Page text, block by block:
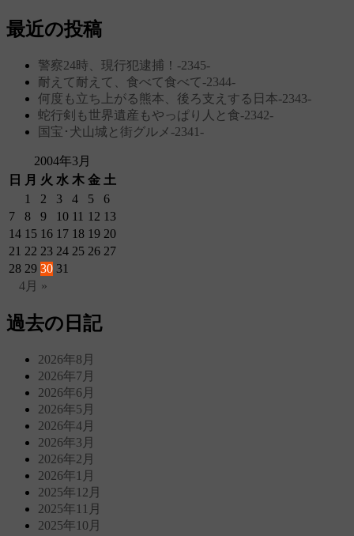
最近の投稿
警察24時、現行犯逮捕！‐2345‐
耐えて耐えて、食べて食べて‐2344‐
何度も立ち上がる熊本、後ろ支えする日本‐2343‐
蛇行剣も世界遺産もやっぱり人と食‐2342‐
国宝･犬山城と街グルメ‐2341‐
2004年3月
日
月 火 水 木 金 土
1
2 3 4 5
6
7
8 9 10 11 12 13
14 15 16 17 18 19 20
21 22 23 24 25 26 27
28 29 30 31
4月 »
過去の日記
2026年8月
2026年7月
2026年6月
2026年5月
2026年4月
2026年3月
2026年2月
2026年1月
2025年12月
2025年11月
2025年10月